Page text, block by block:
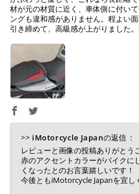
任を負いません。
作業後、仕上がりを確認し
で、その後の張り直しにつ
※ ご利用には事前に
必要です。
コンビニ決済
店内端末にて操作後、レジ
※ 支払期限はご注文日より
り、万が一過ぎてしまった
セルとなります。
材が元の材質に近く、車体側に付い
ングも違和感がありません。程よい
引き締めて、高級感が上がりました。
>> iMotorcycle Japanの返信：
レビューと画像の投稿ありがとう
赤のアクセントカラーがバイクに
くなったとのお言葉嬉しいです！
今後ともiMotorcycle Japanを宜し